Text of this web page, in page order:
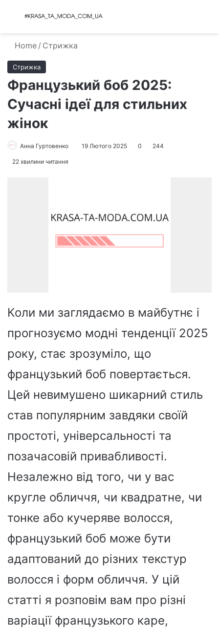
Menu
Home / Стрижка
Стрижка
Французький боб 2025:
Сучасні ідеї для стильних
жінок
Анна Гуртовенко 19 Лютого 2025 0 244
22 хвилини читання
Коли ми заглядаємо в майбутнє і
прогнозуємо модні тенденції 2025
року, стає зрозуміло, що
французький боб повертається.
Цей невимушено шикарний стиль
став популярним завдяки своїй
простоті, універсальності та
позачасовій привабливості.
Незалежно від того, чи у вас
кругле обличчя, чи квадратне, чи
тонке або кучеряве волосся,
французький боб може бути
адаптований до різних текстур
волосся і форм обличчя. У цій
статті я розповім вам про різні
варіації французького каре,